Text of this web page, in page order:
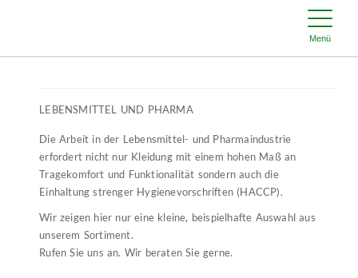
LEBENSMITTEL UND PHARMA
Die Arbeit in der Lebensmittel- und Pharmaindustrie
erfordert nicht nur Kleidung mit einem hohen Maß an
Tragekomfort und Funktionalität sondern auch die
Einhaltung strenger Hygienevorschriften (HACCP).
Wir zeigen hier nur eine kleine, beispielhafte Auswahl aus
unserem Sortiment.
Rufen Sie uns an. Wir beraten Sie gerne.
Menü